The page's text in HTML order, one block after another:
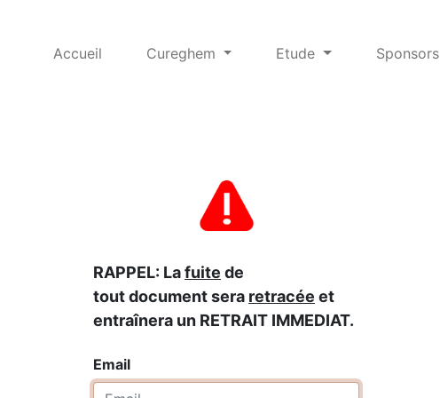
Accueil Cureghem Etude Sponsors
RAPPEL: Lafuite de
tout document sera retracée et
entraînera un RETRAIT IMMEDIAT.
Email